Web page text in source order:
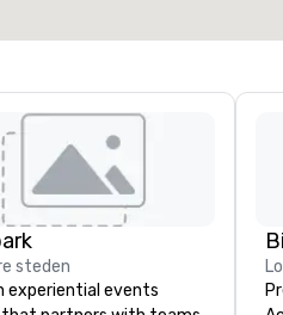
steden
experiential events